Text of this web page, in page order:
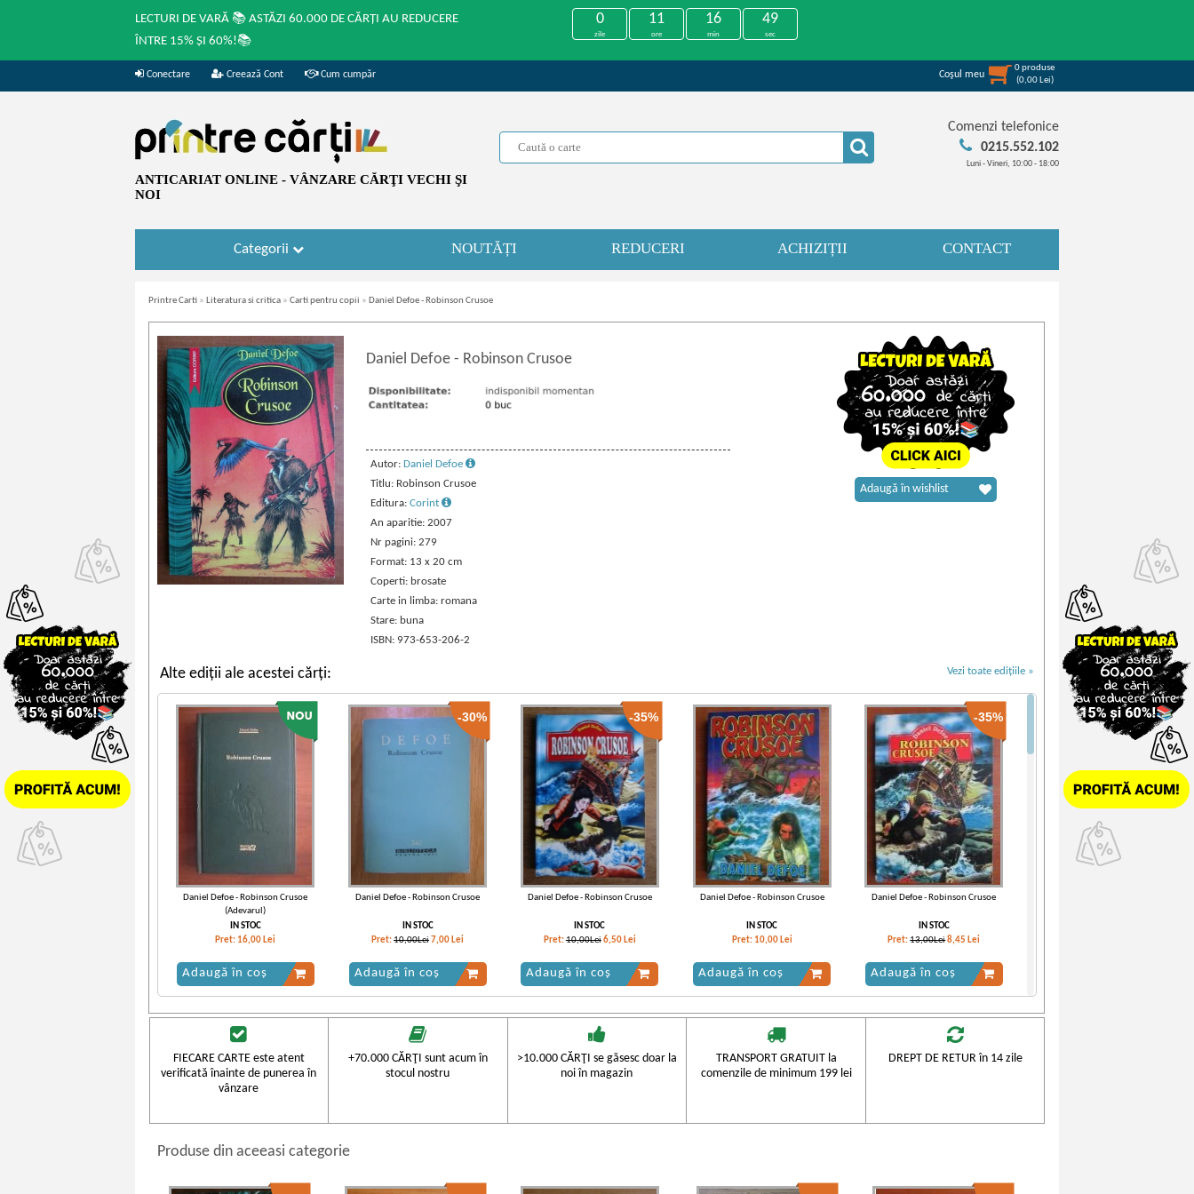
LECTURI DE VARĂ 📚 ASTĂZI 60.000 DE CĂRȚI AU REDUCERE
ÎNTRE 15% ȘI 60%!📚
0
zile
11
ore
16
min
49
sec
Conectare Creează Cont Cum cumpăr Coşul meu
0produse
(0,00 Lei)
ANTICARIAT ONLINE - VÂNZARE CĂRŢI VECHI ŞI
NOI
Comenzi telefonice
0215.552.102
Luni - Vineri, 10:00 - 18:00
Categorii NOUTĂȚI REDUCERI ACHIZIȚII CONTACT
Printre Carti » Literatura si critica » Carti pentru copii » Daniel Defoe - Robinson Crusoe
Daniel Defoe - Robinson Crusoe
Autor: Daniel Defoe
Titlu: Robinson Crusoe
Editura: Corint
An aparitie: 2007
Nr pagini: 279
Format: 13 x 20 cm
Coperti: brosate
Carte in limba: romana
Stare: buna
ISBN: 973-653-206-2
Adaugă în wishlist
Alte ediții ale acestei cărți: Vezi toate edițiile »
Daniel Defoe - Robinson Crusoe
(Adevarul)
IN STOC
Pret: 16,00 Lei
Adaugă în coș
-30%
Daniel Defoe - Robinson Crusoe
IN STOC
Pret:10,00Lei 7,00 Lei
Adaugă în coș
-35%
Daniel Defoe - Robinson Crusoe
IN STOC
Pret:10,00Lei 6,50 Lei
Adaugă în coș
Daniel Defoe - Robinson Crusoe
IN STOC
Pret: 10,00 Lei
Adaugă în coș
-35%
Daniel Defoe - Robinson Crusoe
IN STOC
Pret:13,00Lei8,45 Lei
Adaugă în coș
-35% -20% -40% -35%
FIECARE CARTE este atent
verificată înainte de punerea în
vânzare
+70.000 CĂRŢI sunt acum în
stocul nostru
>10.000 CĂRŢI se găsesc doar la
noi în magazin
TRANSPORT GRATUIT la
comenzile de minimum 199 lei
DREPT DE RETUR în 14 zile
Produse din aceeasi categorie